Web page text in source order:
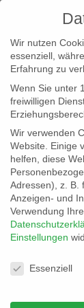
Wir nutzen
essenziell,
Erfahrung zu
Wenn Sie unter
freiwilligen
Wir verwenden
Website. Einige
helfen, diese
Adressen), z. B.
Anzeigen- und
Verwendung
Einstellungen
Essenziell